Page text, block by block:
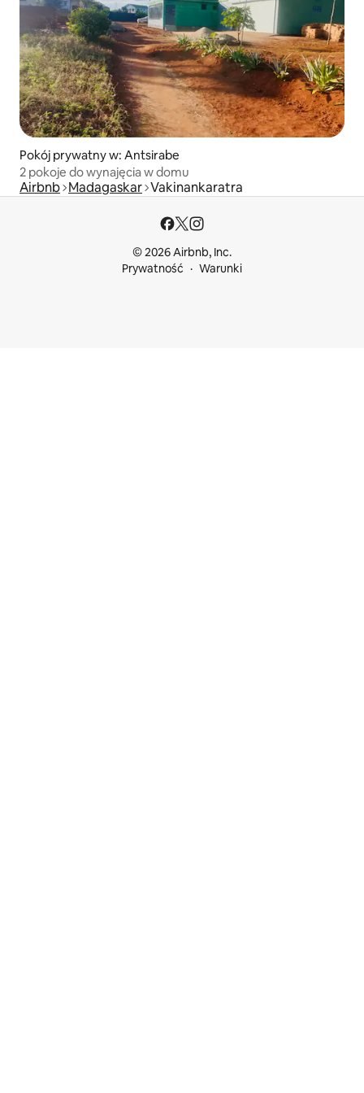
Pokój prywatny w: Antsirabe
2 pokoje do wynajęcia w domu
Airbnb Madagaskar Vakinankaratra
© 2026 Airbnb, Inc.
Prywatność
Warunki